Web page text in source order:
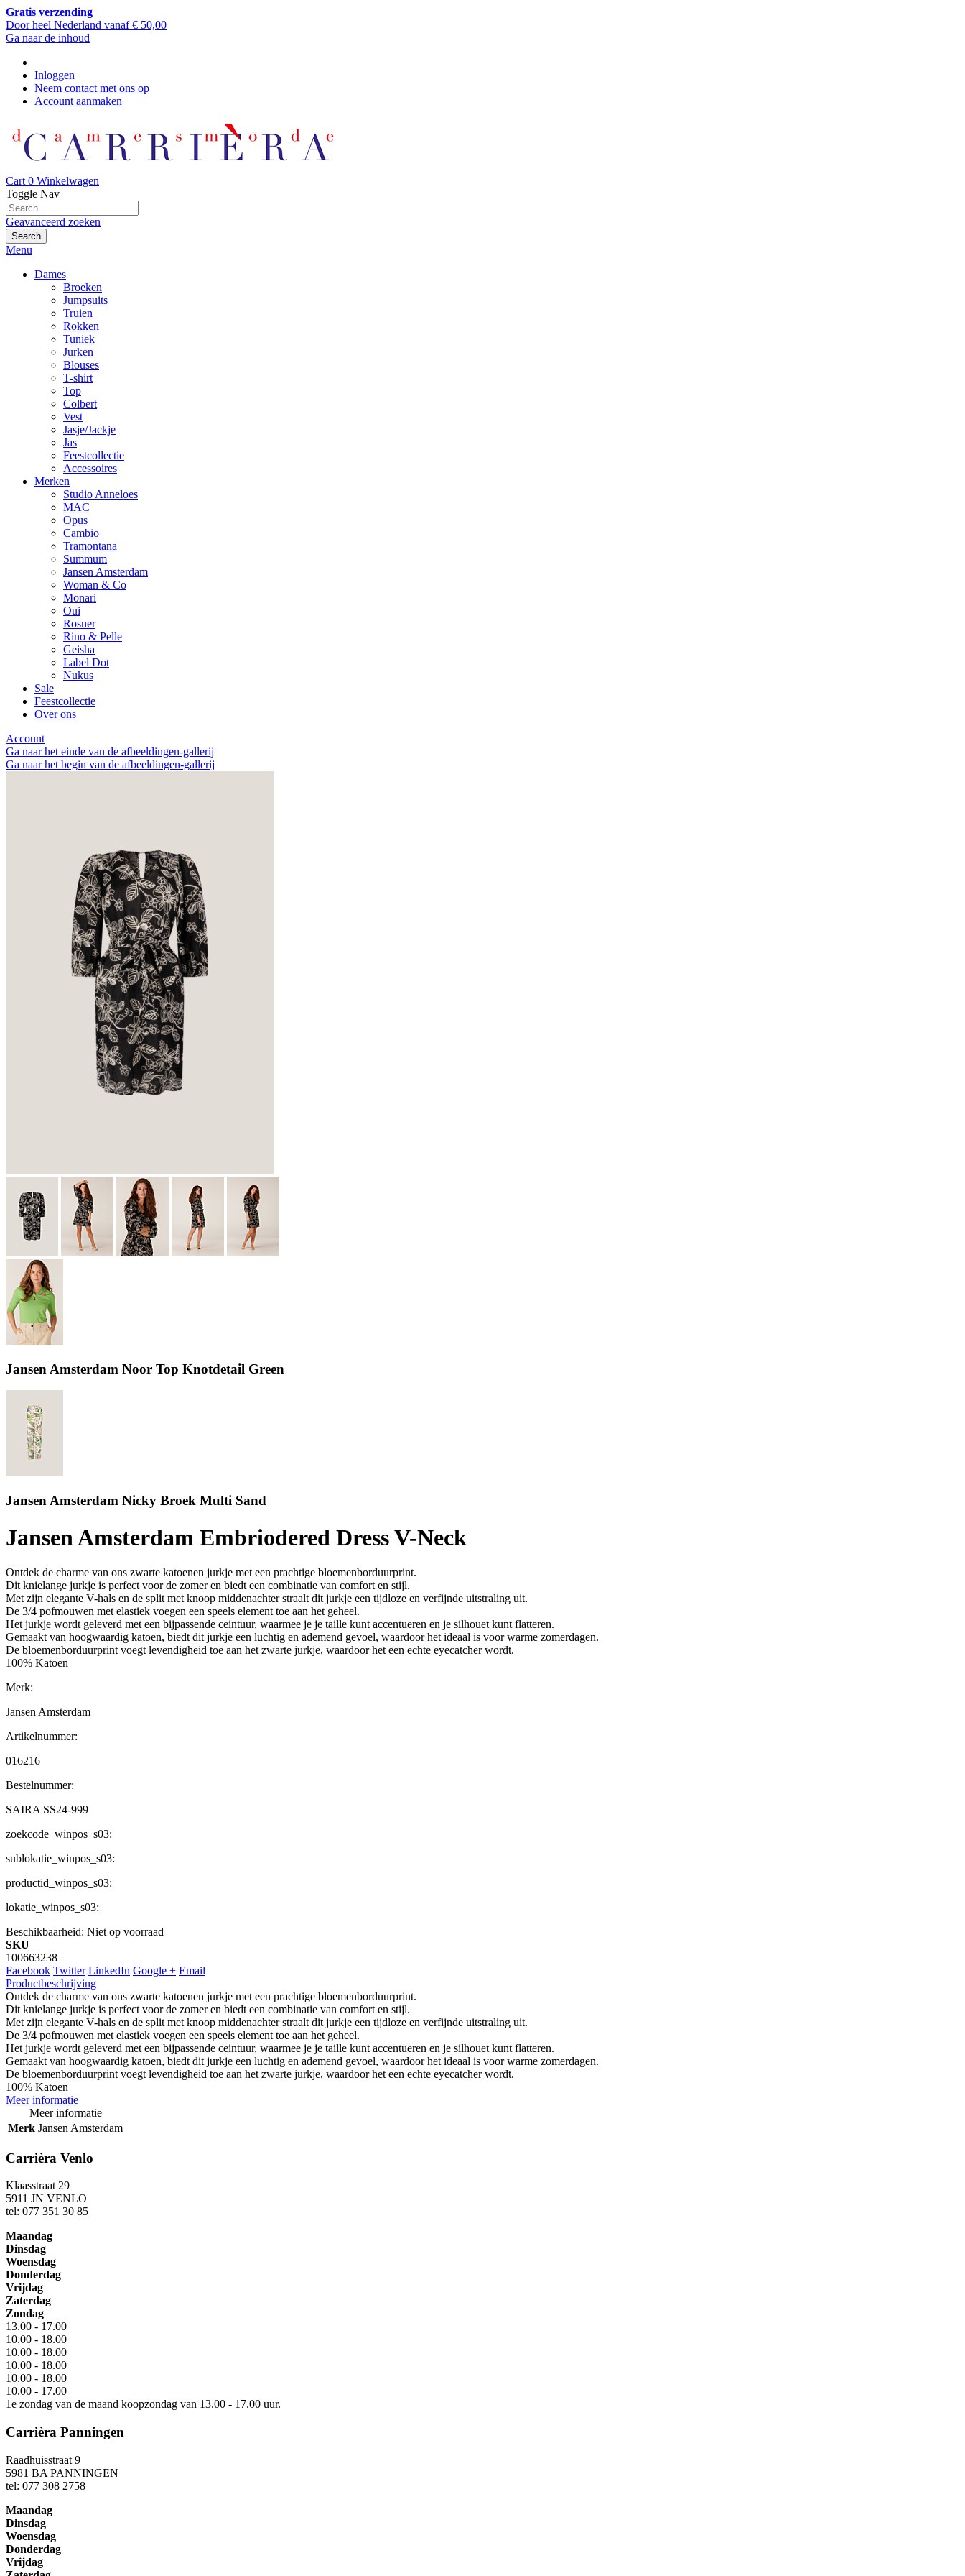
Gratis verzending
Door heel Nederland vanaf € 50,00
Ga naar de inhoud
Inloggen
Neem contact met ons op
Account aanmaken
Cart 0 Winkelwagen
Toggle Nav
Geavanceerd zoeken
Search
Menu
Dames
Broeken
Jumpsuits
Truien
Rokken
Tuniek
Jurken
Blouses
T-shirt
Top
Colbert
Vest
Jasje/Jackje
Jas
Feestcollectie
Accessoires
Merken
Studio Anneloes
MAC
Opus
Cambio
Tramontana
Summum
Jansen Amsterdam
Woman & Co
Monari
Oui
Rosner
Rino & Pelle
Geisha
Label Dot
Nukus
Sale
Feestcollectie
Over ons
Account
Ga naar het einde van de afbeeldingen-gallerij
Ga naar het begin van de afbeeldingen-gallerij
Jansen Amsterdam Noor Top Knotdetail Green
Jansen Amsterdam Nicky Broek Multi Sand
Jansen Amsterdam Embriodered Dress V-Neck
Ontdek de charme van ons zwarte katoenen jurkje met een prachtige bloemenborduurprint.
Dit knielange jurkje is perfect voor de zomer en biedt een combinatie van comfort en stijl.
Met zijn elegante V-hals en de split met knoop middenachter straalt dit jurkje een tijdloze en verfijnde uitstraling uit.
De 3/4 pofmouwen met elastiek voegen een speels element toe aan het geheel.
Het jurkje wordt geleverd met een bijpassende ceintuur, waarmee je je taille kunt accentueren en je silhouet kunt flatteren.
Gemaakt van hoogwaardig katoen, biedt dit jurkje een luchtig en ademend gevoel, waardoor het ideaal is voor warme zomerdagen.
De bloemenborduurprint voegt levendigheid toe aan het zwarte jurkje, waardoor het een echte eyecatcher wordt.
100% Katoen
Merk:
Jansen Amsterdam
Artikelnummer:
016216
Bestelnummer:
SAIRA SS24-999
zoekcode_winpos_s03:
sublokatie_winpos_s03:
productid_winpos_s03:
lokatie_winpos_s03:
Beschikbaarheid: Niet op voorraad
SKU
100663238
Facebook Twitter LinkedIn Google + Email
Productbeschrijving
Ontdek de charme van ons zwarte katoenen jurkje met een prachtige bloemenborduurprint.
Dit knielange jurkje is perfect voor de zomer en biedt een combinatie van comfort en stijl.
Met zijn elegante V-hals en de split met knoop middenachter straalt dit jurkje een tijdloze en verfijnde uitstraling uit.
De 3/4 pofmouwen met elastiek voegen een speels element toe aan het geheel.
Het jurkje wordt geleverd met een bijpassende ceintuur, waarmee je je taille kunt accentueren en je silhouet kunt flatteren.
Gemaakt van hoogwaardig katoen, biedt dit jurkje een luchtig en ademend gevoel, waardoor het ideaal is voor warme zomerdagen.
De bloemenborduurprint voegt levendigheid toe aan het zwarte jurkje, waardoor het een echte eyecatcher wordt.
100% Katoen
Meer informatie
Meer informatie
Merk Jansen Amsterdam
Carrièra Venlo
Klaasstraat 29
5911 JN VENLO
tel: 077 351 30 85
Maandag
Dinsdag
Woensdag
Donderdag
Vrijdag
Zaterdag
Zondag
13.00 - 17.00
10.00 - 18.00
10.00 - 18.00
10.00 - 18.00
10.00 - 18.00
10.00 - 17.00
1e zondag van de maand koopzondag van 13.00 - 17.00 uur.
Carrièra Panningen
Raadhuisstraat 9
5981 BA PANNINGEN
tel: 077 308 2758
Maandag
Dinsdag
Woensdag
Donderdag
Vrijdag